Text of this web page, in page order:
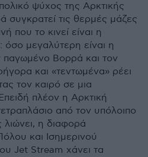
ψύχος της Αρκτικής
συγκρατεί τις θερμές μάζες
που το κινεί είναι η
μεγαλύτερη είναι η
παγωμένο Βορρά και τον
και «τεντωμένα» ρέει
τον καιρό σε μια
πλέον η Αρκτική
από τον υπόλοιπο
η διαφορά
και Ισημερινού
Jet Stream χάνει τα